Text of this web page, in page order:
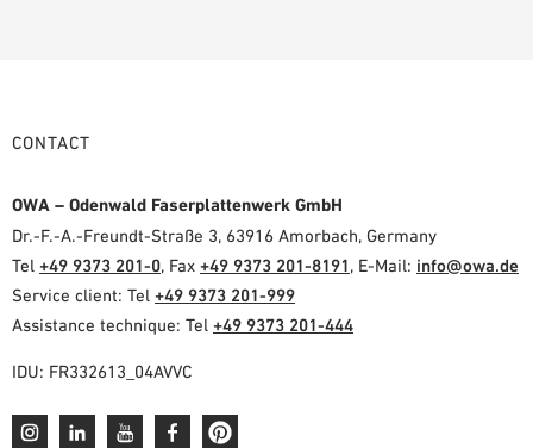
CONTACT
OWA – Odenwald Faserplattenwerk GmbH
Dr.-F.-A.-Freundt-Straße 3, 63916 Amorbach, Germany
Tel +49 9373 201-0, Fax +49 9373 201-8191, E-Mail: info@owa.de
Service client: Tel +49 9373 201-999
Assistance technique: Tel +49 9373 201-444
IDU: FR332613_04AVVC